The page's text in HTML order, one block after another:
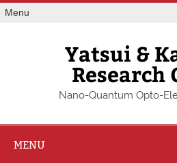
Skip
toMenu
Yatsui &
Research
Nano-Quantum Opto-
MENU